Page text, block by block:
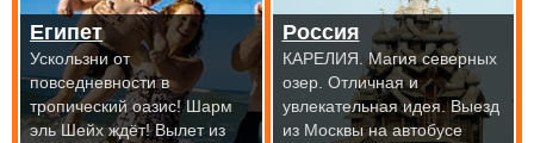
Египет
Ускользни от
повседневности в
тропический оазис! Шарм
эль Шейх ждёт!Вылет из
Россия
КАРЕЛИЯ. Магия северных
озер. Отличная и
увлекательная идея.Выезд
из Москвы на автобусе